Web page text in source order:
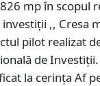
mp în scopul
,, Cresa
pilot realizat
de
la cerința Af